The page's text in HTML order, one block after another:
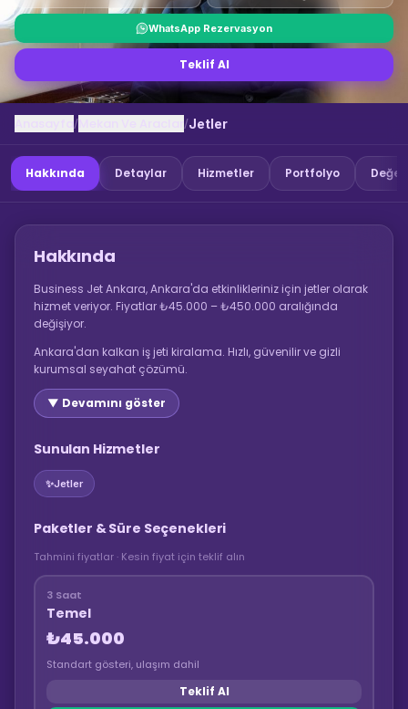
WhatsApp Rezervasyon
Teklif Al
/ /Jetler
Hakkında Detaylar Hizmetler Portfolyo
Hakkında
Business Jet Ankara, Ankara'da etkinlikleriniz için jetler olarak
hizmet veriyor. Fiyatlar ₺45.000 – ₺450.000 aralığında
değişiyor.
Ankara'dan kalkan iş jeti kiralama. Hızlı, güvenilir ve gizli
kurumsal seyahat çözümü.
▼ Devamını göster
Sunulan Hizmetler
✨Jetler
Paketler & Süre Seçenekleri
Tahmini fiyatlar · Kesin fiyat için teklif alın
3 Saat
Temel
₺45.000
Standart gösteri, ulaşım dahil
Teklif Al